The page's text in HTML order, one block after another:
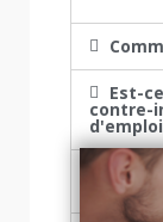
Est-
contre-
Au
effets